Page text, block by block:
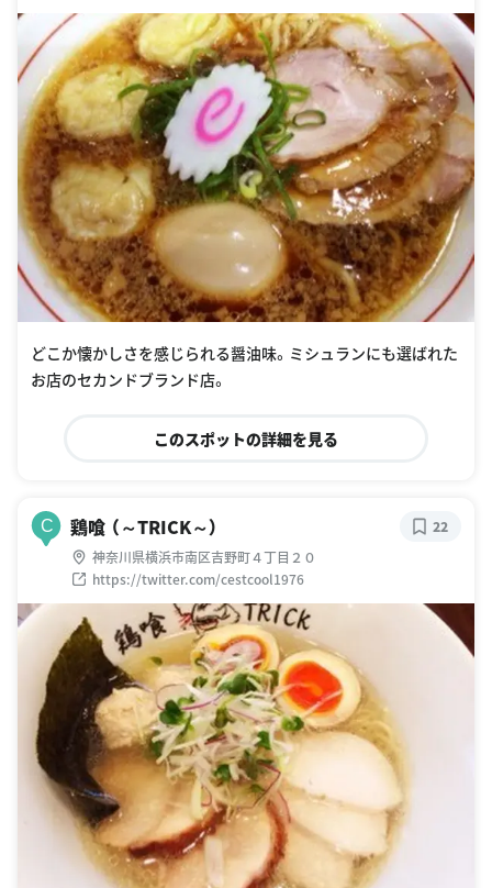
どこか懐かしさを感じられる醤油味。ミシュランにも選ばれた
お店のセカンドブランド店。
このスポットの詳細を見る
C 鶏喰 （～TRICK～）
神奈川県横浜市南区吉野町４丁目２０
https://twitter.com/cestcool1976
22